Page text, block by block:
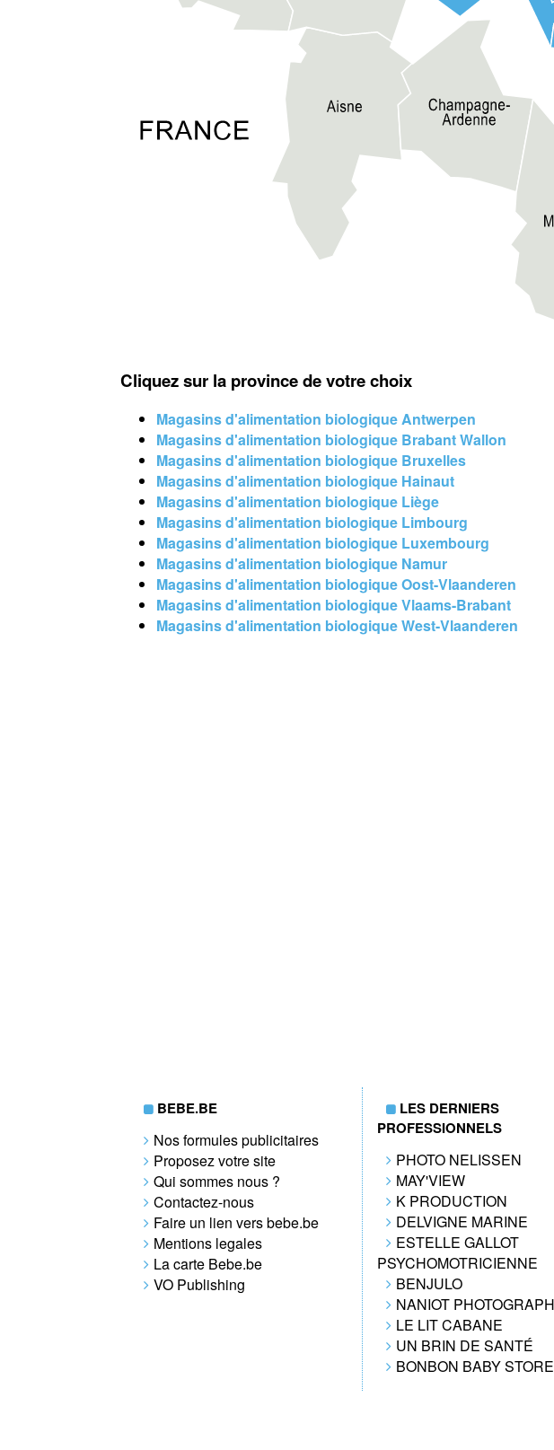
Cliquez sur la province de votre choix
Magasins d'alimentation biologique Antwerpen
Magasins d'alimentation biologique Brabant Wallon
Magasins d'alimentation biologique Bruxelles
Magasins d'alimentation biologique Hainaut
Magasins d'alimentation biologique Liège
Magasins d'alimentation biologique Limbourg
Magasins d'alimentation biologique Luxembourg
Magasins d'alimentation biologique Namur
Magasins d'alimentation biologique Oost-Vlaanderen
Magasins d'alimentation biologique Vlaams-Brabant
Magasins d'alimentation biologique West-Vlaanderen
BEBE.BE
Nos formules publicitaires
Proposez votre site
Qui sommes nous ?
Contactez-nous
Faire un lien vers bebe.be
Mentions legales
La carte Bebe.be
VO Publishing
LES DERNIERS
PROFESSIONNELS
PHOTO NELISSEN
MAY'VIEW
K PRODUCTION
DELVIGNE MARINE
ESTELLE GALLOT
PSYCHOMOTRICIENNE
BENJULO
NANIOT
LE LIT CABANE
UN BRIN DE SANTÉ
BONBON BABY STORE